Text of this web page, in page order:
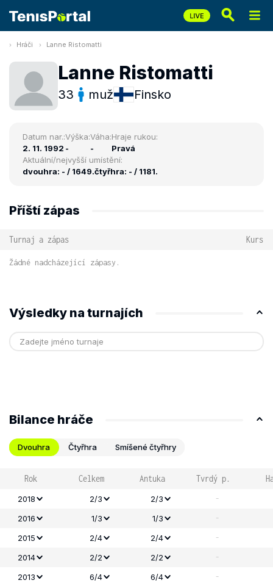
Hráči Lanne Ristomatti
Lanne Ristomatti
33 muž Finsko
Datum nar.:
2. 11. 1992
Výška:
-
Váha:
-
Hraje rukou:
Pravá
Aktuální/nejvyšší umístění:
dvouhra: - / 1649.čtyřhra: - / 1181.
Příští zápas
Turnaj a zápas Kurs
Žádné nadcházející zápasy.
Výsledky na turnajích
Bilance hráče
Dvouhra Čtyřhra Smíšené čtyřhry
Rok Celkem Antuka Tvrdý p.
2018 2/3 2/3 -
2016 1/3 1/3 -
2015 2/4 2/4 -
2014 2/2 2/2 -
2013 6/4 6/4 -